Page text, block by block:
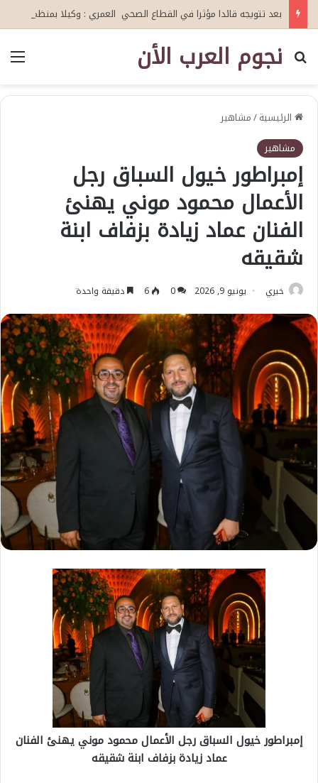
بعد تتويجه قائدا مؤثرا في القطاع الصحي العمري : وكيلا بمنظمة الامم المتحدة للتدريب والاعلام ال UN MTC بالمملكة ودول الخليج العربي
نجوم العرب الأن
بحث عن
الرئيسية/مشاهير
مشاهير
إمبراطور خيول السباق رجل
الأعمال محمود موني يهنئ
الفنان عماد زيادة بزفاف ابنة
شقيقه
خيري يونيو 9, 2026 0
6 دقيقة واحدة
إمبراطور خيول السباق رجل الأعمال محمود موني يهنئ الفنان
عماد زيادة بزفاف ابنة شقيقه